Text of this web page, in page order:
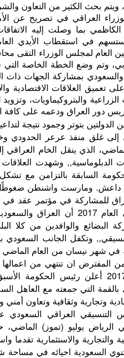
ويتم بحث الكثير من التعاون
العراقي في تصريح عن
بما وصلت إليه
في استقطاب الأيدي
العام لمجلس الوزراء التقى
وتم وضع الخطة الخاصة التي
والسعودي بمشاركة الجهات
تعميق العلاقات الاقتصادية
والبتروكيماويات،
دور العراق ودعمه على كافة
إلى غلق منفذ عرعر الحدودي
الذي ينقل الخام
الدبلوماسية,, وشهدت العلاقات
السابقة بالتزامن مع
داعش. ومارست واشنطن ضغوطًا
على الإرهاب في العام 2017
البضائع والوافدين من كلا
وتكفل الجانب السعودي
تموز من العام 2017 أعلن رئيس
بالقمة التي جمعته مع العاهل
وتجارية وثقافية وتعاون أمني
التنسيقي العراقي السعودي
في الرياض يوليو (تموز)
والتجارية والاستثمارية
السعودية احيائه في مساحة